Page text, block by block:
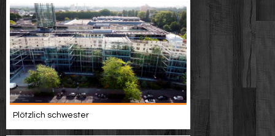
Plötzlich schwester